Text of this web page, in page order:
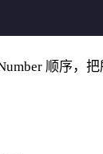
顺序，